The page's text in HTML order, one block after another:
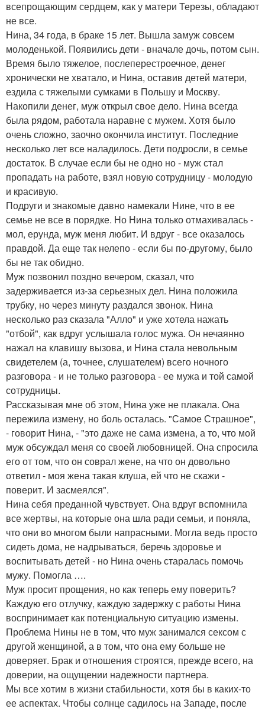
всепрощающим сердцем, как у матери Терезы, обладают
не все.
Нина, 34 года, в браке 15 лет. Вышла замуж совсем
молоденькой. Появились дети - вначале дочь, потом сын.
Время было тяжелое, послеперестроечное, денег
хронически не хватало, и Нина, оставив детей матери,
ездила с тяжелыми сумками в Польшу и Москву.
Накопили денег, муж открыл свое дело. Нина всегда
была рядом, работала наравне с мужем. Хотя было
очень сложно, заочно окончила институт. Последние
несколько лет все наладилось. Дети подросли, в семье
достаток. В случае если бы не одно но - муж стал
пропадать на работе, взял новую сотрудницу - молодую
и красивую.
Подруги и знакомые давно намекали Нине, что в ее
семье не все в порядке. Но Нина только отмахивалась -
мол, ерунда, муж меня любит. И вдруг - все оказалось
правдой. Да еще так нелепо - если бы по-другому, было
бы не так обидно.
Муж позвонил поздно вечером, сказал, что
задерживается из-за серьезных дел. Нина положила
трубку, но через минуту раздался звонок. Нина
несколько раз сказала "Алло" и уже хотела нажать
"отбой", как вдруг услышала голос мужа. Он нечаянно
нажал на клавишу вызова, и Нина стала невольным
свидетелем (а, точнее, слушателем) всего ночного
разговора - и не только разговора - ее мужа и той самой
сотрудницы.
Рассказывая мне об этом, Нина уже не плакала. Она
пережила измену, но боль осталась. "Самое Страшное",
- говорит Нина, - "это даже не сама измена, а то, что мой
муж обсуждал меня со своей любовницей. Она спросила
его от том, что он соврал жене, на что он довольно
ответил - моя жена такая клуша, ей что не скажи -
поверит. И засмеялся".
Нина себя преданной чувствует. Она вдруг вспомнила
все жертвы, на которые она шла ради семьи, и поняла,
что они во многом были напрасными. Могла ведь просто
сидеть дома, не надрываться, беречь здоровье и
воспитывать детей - но Нина очень старалась помочь
мужу. Помогла ….
Муж просит прощения, но как теперь ему поверить?
Каждую его отлучку, каждую задержку с работы Нина
воспринимает как потенциальную ситуацию измены.
Проблема Нины не в том, что муж занимался сексом с
другой женщиной, а в том, что она ему больше не
доверяет. Брак и отношения строятся, прежде всего, на
доверии, на ощущении надежности партнера.
Мы все хотим в жизни стабильности, хотя бы в каких-то
ее аспектах. Чтобы солнце садилось на Западе, после